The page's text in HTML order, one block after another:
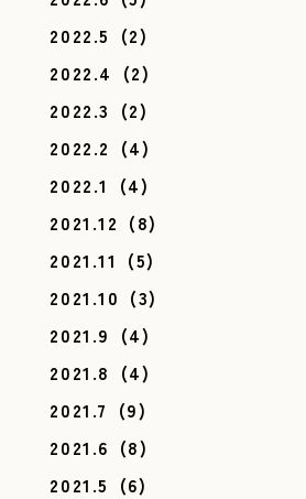
2022.5 (2)
2022.4 (2)
2022.3 (2)
2022.2 (4)
2022.1
(4)
2021.12 (8)
2021.11 (5)
2021.10 (3)
2021.9 (4)
2021.8 (4)
2021.7 (9)
2021.6 (8)
2021.5 (6)